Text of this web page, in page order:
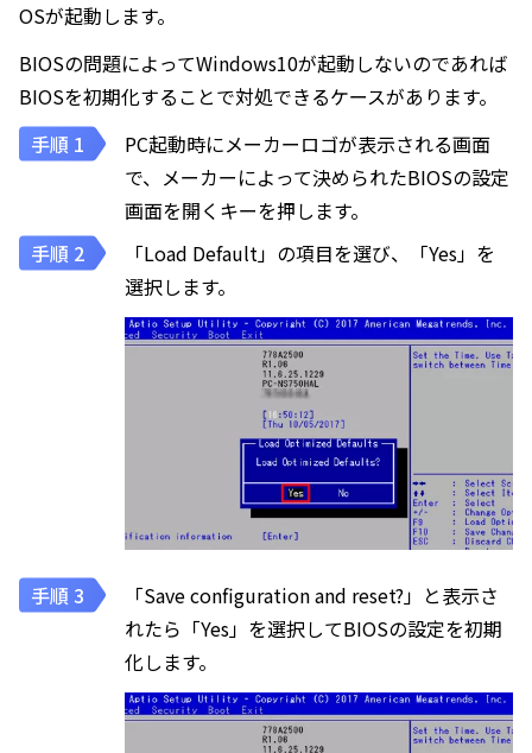
OSが起動します。
BIOSの問題によってWindows10が起動しないのであれば
BIOSを初期化することで対処できるケースがあります。
PC起動時にメーカーロゴが表示される画面
で、メーカーによって決められたBIOSの設定
画面を開くキーを押します。
「Load Default」の項目を選び、「Yes」を
選択します。
「Save configuration and reset?」と表示さ
れたら「Yes」を選択してBIOSの設定を初期
化します。